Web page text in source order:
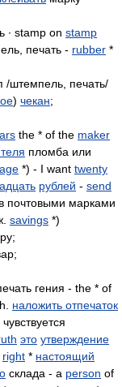
∙ stamp on stamp
печать - rubber *
/штемпель, печать/
) чекан;
the * of the maker
пломба или
*) - I want twenty
рублей - send
почтовыми марками
savings *)
гения - the * of
наложить отпечаток
чувствуется
это утверждение
right * настоящий
склада - a person of